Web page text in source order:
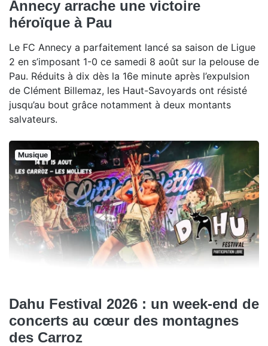
Annecy arrache une victoire
héroïque à Pau
Le FC Annecy a parfaitement lancé sa saison de Ligue
2 en s’imposant 1-0 ce samedi 8 août sur la pelouse de
Pau. Réduits à dix dès la 16e minute après l’expulsion
de Clément Billemaz, les Haut-Savoyards ont résisté
jusqu’au bout grâce notamment à deux montants
salvateurs.
Musique
Dahu Festival 2026 : un week-end de
concerts au cœur des montagnes
des Carroz